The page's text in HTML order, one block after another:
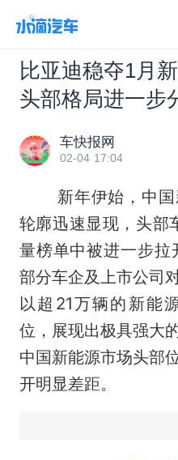
比亚迪稳夺1月
头部格局进一步
车快报网
02-04 17:04
新年伊始，中国
轮廓迅速显现，头部
量榜单中被进一步
部分车企及上市公司
以超21万辆的新能
位，展现出极具强大
中国新能源市场头部
开明显差距。